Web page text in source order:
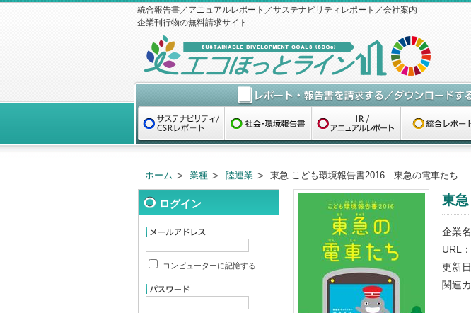
統合報告書／アニュアルレポート／サステナビリティレポート／会社案内
企業刊行物の無料請求サイト
ホーム 業種 陸運業 東急 こども環境報告書2016 東急の電車たち
ログイン
コンピューターに記憶する
東
企業名
URL：
更新日
関連